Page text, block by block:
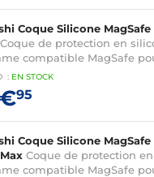
Coque Silicone
Coque de protection en
compatible MagSafe
: EN STOCK
95
Coque Silicone
Coque de protection
compatible MagSafe